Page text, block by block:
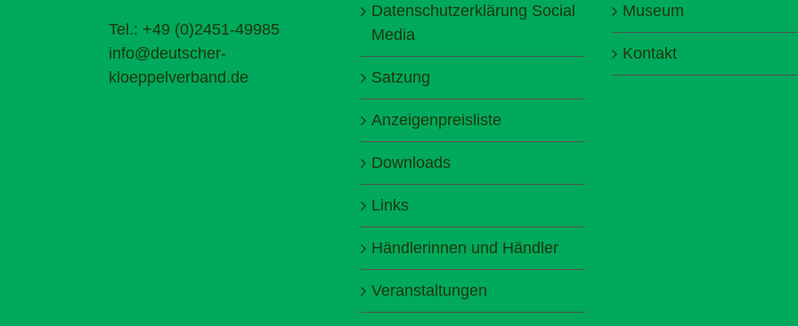
Tel.: +49 (0)2451-49985
info@deutscher-
kloeppelverband.de
Datenschutzerklärung Social
Media
Satzung
Anzeigenpreisliste
Downloads
Links
Händlerinnen und Händler
Veranstaltungen
Museum
Kontakt